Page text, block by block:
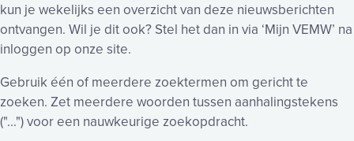
kun je wekelijks een overzicht van deze nieuwsberichten
ontvangen. Wil je dit ook? Stel het dan in via ‘Mijn VEMW’ na
inloggen op onze site.
Gebruik één of meerdere zoektermen om gericht te
zoeken. Zet meerdere woorden tussen aanhalingstekens
("...") voor een nauwkeurige zoekopdracht.